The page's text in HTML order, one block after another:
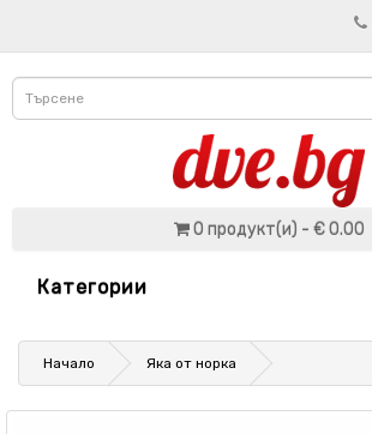
0 продукт(и) - € 0.00
Категории
Начало Яка от норка